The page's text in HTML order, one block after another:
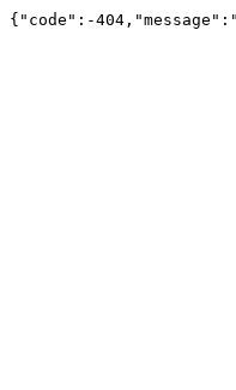
{"code":-